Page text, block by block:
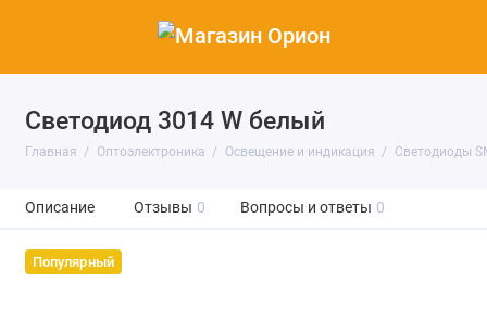
Светодиод 3014 W белый
Главная Оптоэлектроника Освещение и индикация Светодиоды
Описание Отзывы 0 Вопросы и ответы 0
Популярный